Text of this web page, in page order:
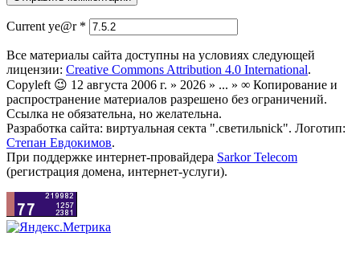
Current ye@r *
Все материалы сайта доступны на условиях следующей
лицензии: Creative Commons Attribution 4.0 International.
Copyleft 😉 12 августа 2006 г. » 2026 » ... » ∞ Копирование и
распространение материалов разрешено без ограничений.
Ссылка не обязательна, но желательна.
Разработка сайта: виртуальная секта ".светильnick". Логотип:
Степан Евдокимов.
При поддержке интернет-провайдера Sarkor Telecom
(регистрация домена, интернет-услуги).